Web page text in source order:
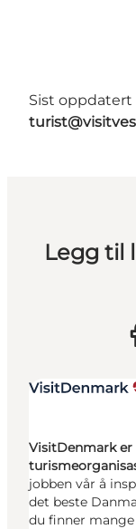
Sist oppdatert
Legg til
VisitDenmark er
jobben vår å
det beste
du finner